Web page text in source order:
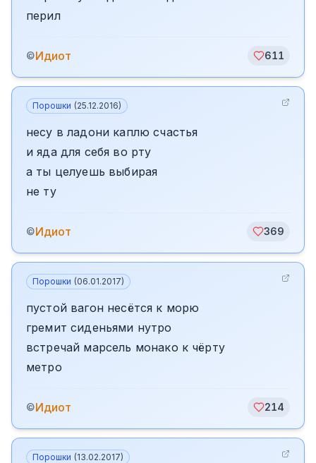
перил
©Идиот 611
Порошки (25.12.2016)
несу в ладони каплю счастья
и яда для себя во рту
а ты целуешь выбирая
не ту
©Идиот 369
Порошки (06.01.2017)
пустой вагон несётся к морю
гремит сиденьями нутро
встречай марсель монако к чёрту
метро
©Идиот 214
Порошки (13.02.2017)